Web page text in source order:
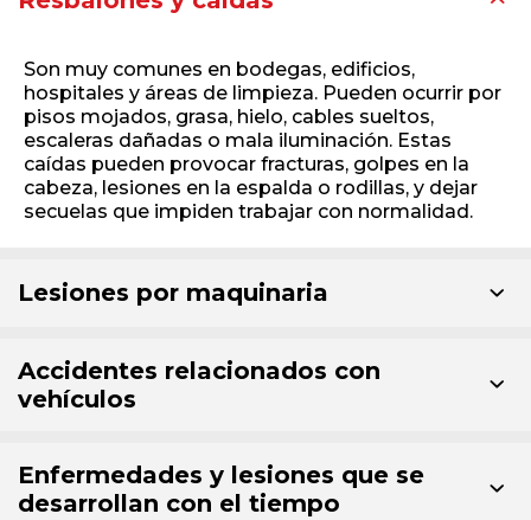
Son muy comunes en bodegas, edificios,
hospitales y áreas de limpieza. Pueden ocurrir por
pisos mojados, grasa, hielo, cables sueltos,
escaleras dañadas o mala iluminación. Estas
caídas pueden provocar fracturas, golpes en la
cabeza, lesiones en la espalda o rodillas, y dejar
secuelas que impiden trabajar con normalidad.
Lesiones por maquinaria
Accidentes relacionados con
vehículos
Enfermedades y lesiones que se
desarrollan con el tiempo